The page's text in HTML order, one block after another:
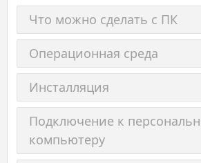
Что можно сделать с ПК
Операционная среда
Инсталляция
Подключение к
компьютеру